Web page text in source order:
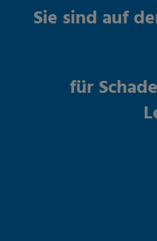
Sie sind auf
für